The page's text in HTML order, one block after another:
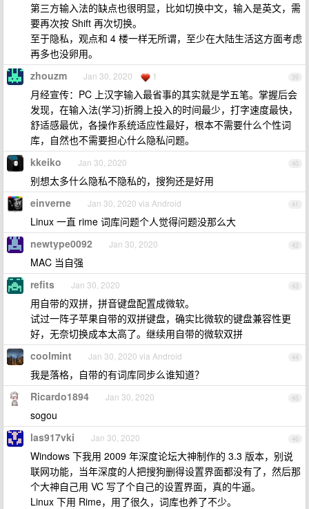
第三方输入法的缺点也很明显，比如切换中文，输入是英文，需
要再次按 Shift 再次切换。
至于隐私，观点和 4 楼一样无所谓，至少在大陆生活这方面考虑
再多也没卵用。
39
zhouzm Jan 30, 2020 1
月经宣传：PC 上汉字输入最省事的其实就是学五笔。掌握后会
发现，在输入法(学习)折腾上投入的时间最少，打字速度最快，
舒适感最优，各操作系统适应性最好，根本不需要什么个性词
库，自然也不需要担心什么隐私问题。
40
kkeiko Jan 30, 2020
别想太多什么隐私不隐私的，搜狗还是好用
41
einverne Jan 30, 2020 via Android
Linux 一直 rime 词库问题个人觉得问题没那么大
42
newtype0092 Jan 30, 2020
MAC 当自强
43
refits Jan 30, 2020
用自带的双拼，拼音键盘配置成微软。
试过一阵子苹果自带的双拼键盘，确实比微软的键盘兼容性更
好，无奈切换成本太高了。继续用自带的微软双拼
44
coolmint Jan 30, 2020 via Android
我是落格，自带的有词库同步么谁知道？
45
Ricardo1894 Jan 30, 2020
sogou
46
las917vki Jan 30, 2020
Windows 下我用 2009 年深度论坛大神制作的 3.3 版本，别说
联网功能，当年深度的人把搜狗删得设置界面都没有了，然后那
个大神自己用 VC 写了个自己的设置界面，真的牛逼。
Linux 下用 Rime，用了很久，词库也养了不少。